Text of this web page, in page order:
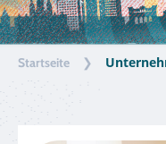
Startseite ❯